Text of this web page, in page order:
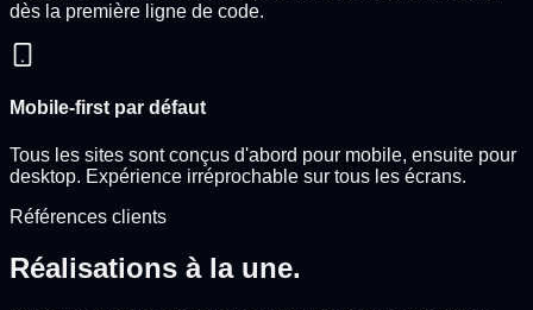
dès la première ligne de code.
Mobile-first par défaut
Tous les sites sont conçus d'abord pour mobile, ensuite pour
desktop. Expérience irréprochable sur tous les écrans.
Références clients
Réalisations à la une.